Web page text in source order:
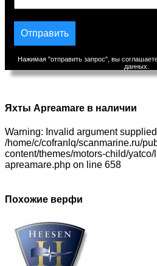
Нажимая "отправить запрос", вы
данных.
Яхты Apreamare в наличии
Warning: Invalid argument
/home/c/cofranlq/scanmarine.ru/
content/themes/motors-child/
apreamare.php on line 658
Похожие верфи